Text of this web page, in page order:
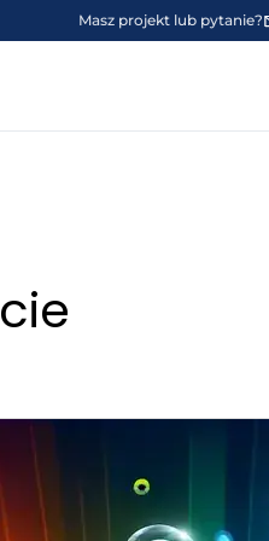
Masz projekt lub pytanie?